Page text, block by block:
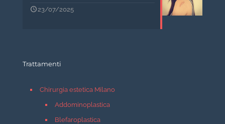
23/07/2025
Trattamenti
Chirurgia estetica Milano
Addominoplastica
Blefaroplastica